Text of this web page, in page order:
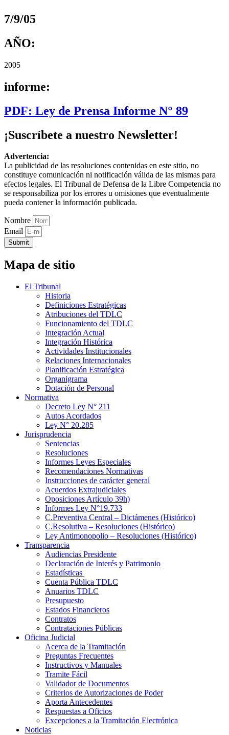
7/9/05
AÑO:
2005
informe:
PDF: Ley de Prensa Informe N° 89
¡Suscríbete a nuestro Newsletter!
Advertencia:
La publicidad de las resoluciones contenidas en este sitio, no
constituye comunicación ni notificación válida de las mismas para
efectos legales. El Tribunal de Defensa de la Libre Competencia no
se responsabiliza por los errores u omisiones que eventualmente
pueda contener la información publicada.
Nombre
Email
Submit
Mapa de sitio
El Tribunal
Historia
Definiciones Estratégicas
Atribuciones del TDLC
Funcionamiento del TDLC
Integración Actual
Integración Histórica
Actividades Institucionales
Relaciones Internacionales
Planificación Estratégica
Organigrama
Dotación de Personal
Normativa
Decreto Ley N° 211
Autos Acordados
Ley N° 20.285
Jurisprudencia
Sentencias
Resoluciones
Informes Leyes Especiales
Recomendaciones Normativas
Instrucciones de carácter general
Acuerdos Extrajudiciales
Oposiciones Artículo 39h)
Informes Ley N°19.733
C.Preventiva Central – Dictámenes (Histórico)
C.Resolutiva – Resoluciones (Histórico)
Ley Antimonopolio – Resoluciones (Histórico)
Transparencia
Audiencias Presidente
Declaración de Interés y Patrimonio
Estadísticas
Cuenta Pública TDLC
Anuarios TDLC
Presupuesto
Estados Financieros
Contratos
Contrataciones Públicas
Oficina Judicial
Acerca de la Tramitación
Preguntas Frecuentes
Instructivos y Manuales
Tramite Fácil
Validador de Documentos
Criterios de Autorizaciones de Poder
Aporta Antecedentes
Respuestas a Oficios
Excepciones a la Tramitación Electrónica
Noticias